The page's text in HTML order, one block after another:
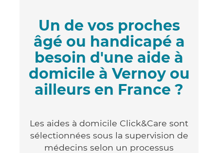
Un de vos proches
âgé ou handicapé a
besoin d'une aide à
domicile à Vernoy ou
ailleurs en France ?
Les aides à domicile Click&Care sont
sélectionnées sous la supervision de
médecins selon un processus